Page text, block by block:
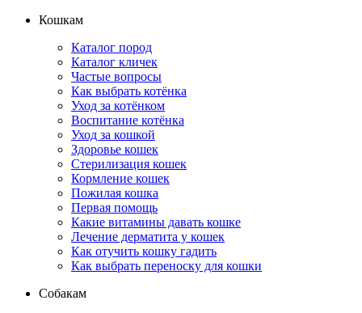
Кошкам
Каталог пород
Каталог кличек
Частые вопросы
Как выбрать котёнка
Уход за котёнком
Воспитание котёнка
Уход за кошкой
Здоровье кошек
Стерилизация кошек
Кормление кошек
Пожилая кошка
Первая помощь
Какие витамины давать кошке
Лечение дерматита у кошек
Как отучить кошку гадить
Как выбрать переноску для кошки
Собакам